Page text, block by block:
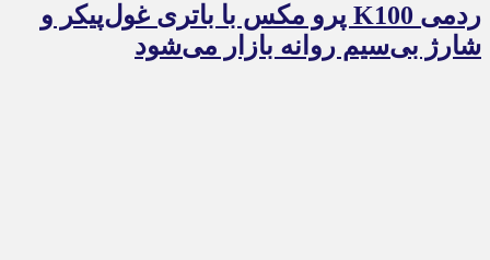
ردمی K100 پرو مکس با باتری غول‌پیکر و
شارژ بی‌سیم روانه بازار می‌شود